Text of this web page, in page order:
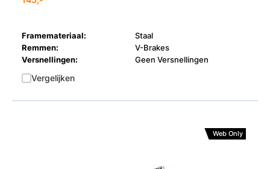
Framemateriaal:
Staal
Remmen:
V-Brakes
Versnellingen:
Geen Versnellingen
Vergelijken
Web Only